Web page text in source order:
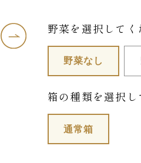
野菜を選択してく
野菜なし
箱の種類を選択し
通常箱